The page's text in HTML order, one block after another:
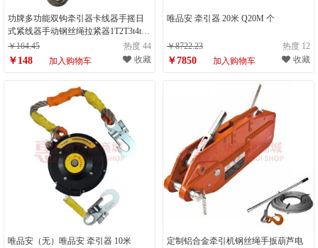
功牌多功能双钩牵引器卡线器手摇日
式紧线器手动钢丝绳拉紧器1T2T3t4t
工业级精品日式卡线器2T
￥164.45 热度 44
￥148 加入购物车 收藏
唯品安 牵引器 20米 Q20M 个
￥8722.23 热度 12
￥7850 加入购物车 收藏
唯品安（无）唯品安 牵引器 10米
定制铝合金牵引机钢丝绳手扳葫芦电